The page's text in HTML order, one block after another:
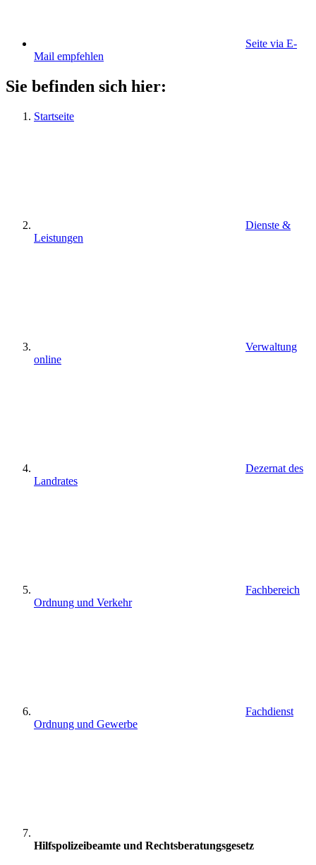
Seite via E-
Mail empfehlen
Sie befinden sich hier:
Startseite
Dienste &
Leistungen
Verwaltung
online
Dezernat des
Landrates
Fachbereich
Ordnung und Verkehr
Fachdienst
Ordnung und Gewerbe
Hilfspolizeibeamte und Rechtsberatungsgesetz